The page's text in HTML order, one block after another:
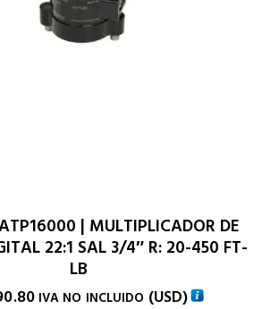
| MULTIPLICADOR DE
22:1 SAL 3/4″ R: 20-450 FT-
LB
IVA NO INCLUIDO (USD)